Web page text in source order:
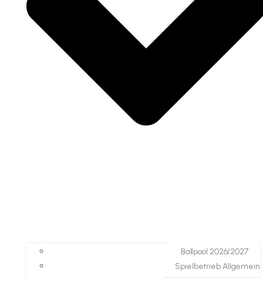
Ballpool 2026/2027
Spielbetrieb Allgemein